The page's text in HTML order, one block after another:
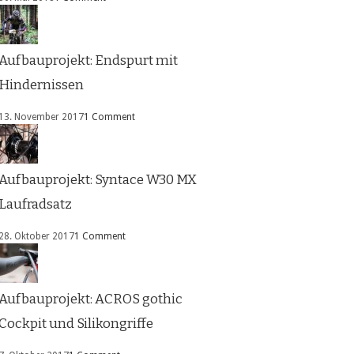
Endspurt mit
November 20171 Comment
Syntace W30 MX
Oktober 20171 Comment
ACROS gothic
und Silikongriffe